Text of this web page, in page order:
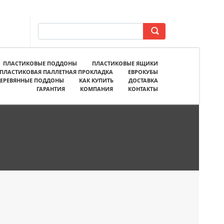
ПЛАСТИКОВЫЕ ПОДДОНЫ
ПЛАСТИКОВЫЕ ЯЩИКИ
ПЛАСТИКОВАЯ ПАЛЛЕТНАЯ ПРОКЛАДКА
ЕВРОКУБЫ
ПОДДОНЫ
КАК КУПИТЬ
ДОСТАВКА
ГАРАНТИЯ
КОМПАНИЯ КОНТАКТЫ